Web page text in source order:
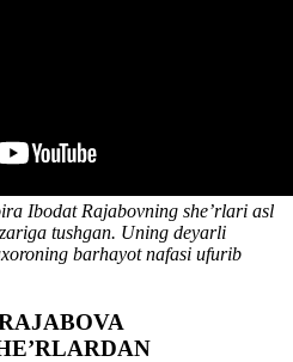
Ibodat Rajabovning she’rlari asl
tushgan. Uning deyarli
barhayot nafasi ufurib